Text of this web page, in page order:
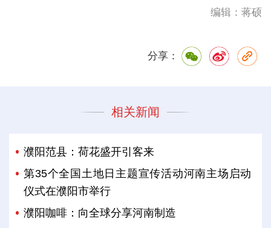
编辑：蒋硕
分享：
相关新闻
濮阳范县：荷花盛开引客来
第35个全国土地日主题宣传活动河南主场启动
仪式在濮阳市举行
濮阳咖啡：向全球分享河南制造